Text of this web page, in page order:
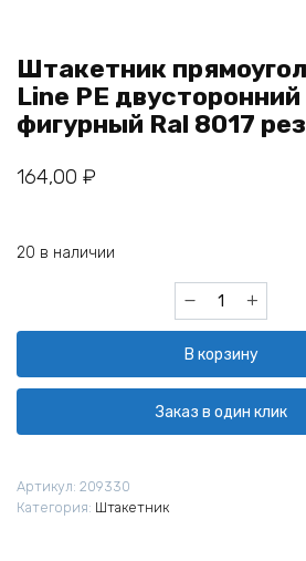
Штакетник
Line РЕ
фигурный Ral 8017
164,00 ₽
20 в наличии
Количество
товара
прямоугольный
Grand
Line
РЕ
В корзину
Заказ в один клик
Артикул: 209330
Категория: Штакетник